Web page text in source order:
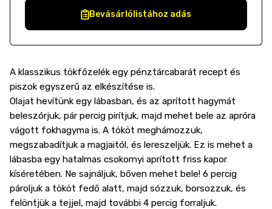
Bevásárlólistához adás
A klasszikus tökfőzelék egy pénztárcabarát recept és
piszok egyszerű az elkészítése is.
Olajat hevítünk egy lábasban, és az aprított hagymát
beleszórjuk, pár percig pirítjuk, majd mehet bele az apróra
vágott fokhagyma is. A tököt meghámozzuk,
megszabadítjuk a magjaitól, és lereszeljük. Ez is mehet a
lábasba egy hatalmas csokornyi aprított friss kapor
kíséretében. Ne sajnáljuk, bőven mehet bele! 6 percig
pároljuk a tököt fedő alatt, majd sózzuk, borsozzuk, és
felöntjük a tejjel, majd további 4 percig forraljuk.